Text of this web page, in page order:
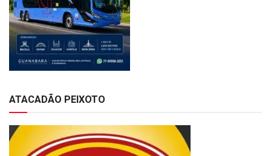
ATACADÃO PEIXOTO